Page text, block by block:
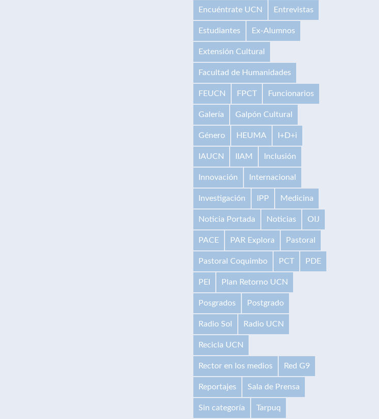
Encuéntrate UCN Entrevistas
Estudiantes Ex-Alumnos
Extensión Cultural
Facultad de Humanidades
FEUCN FPCT Funcionarios
Galería Galpón Cultural
Género HEUMA I+D+i
IAUCN IIAM Inclusión
Innovación Internacional
Investigación IPP Medicina
Noticia Portada Noticias OIJ
PACE PAR Explora Pastoral
Pastoral Coquimbo PCT PDE
PEI Plan Retorno UCN
Posgrados Postgrado
Radio Sol Radio UCN
Recicla UCN
Rector en los medios Red G9
Reportajes Sala de Prensa
Sin categoría Tarpuq